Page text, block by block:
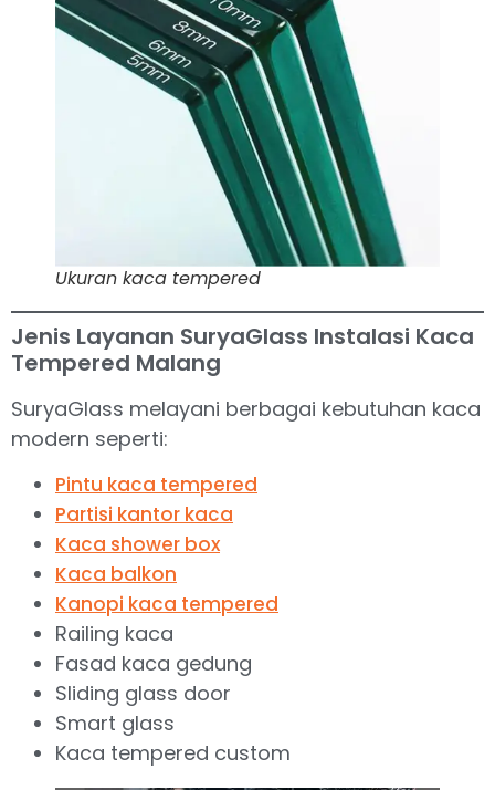
Ukuran kaca tempered
Jenis Layanan SuryaGlass Instalasi Kaca
Tempered Malang
SuryaGlass melayani berbagai kebutuhan kaca
modern seperti:
Pintu kaca tempered
Partisi kantor kaca
Kaca shower box
Kaca balkon
Kanopi kaca tempered
Railing kaca
Fasad kaca gedung
Sliding glass door
Smart glass
Kaca tempered custom